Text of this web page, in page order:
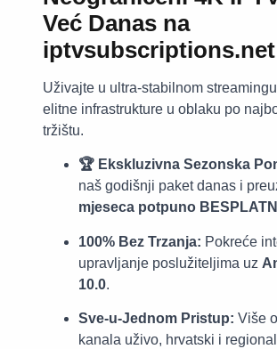
Već Danas na
iptvsubscriptions.net
Uživajte u ultra-stabilnom
elitne infrastrukture u oblaku po
tržištu.
🏆 Ekskluzivna Sezonska
naš godišnji paket danas i
mjeseca potpuno
100% Bez Trzanja: Pokreće
upravljanje poslužiteljima uz
10.0.
Sve-u-Jednom Pristup: Više
kanala uživo, hrvatski i